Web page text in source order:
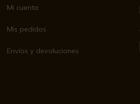
Mi cuenta
Mis pedidos
Envíos y devoluciones